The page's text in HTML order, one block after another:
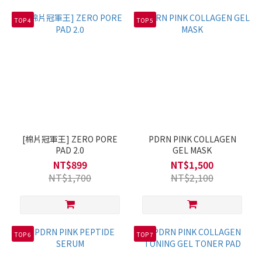
TOP 4
[棉片冠軍王] ZERO PORE
PAD 2.0
NT$899
NT$1,700
TOP 5
PDRN PINK COLLAGEN
GEL MASK
NT$1,500
NT$2,100
TOP 6 TOP 7